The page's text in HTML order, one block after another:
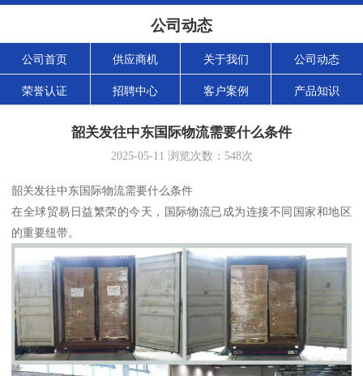
公司动态
公司首页 供应商机 关于我们 公司动态
荣誉认证 招聘中心 客户案例 产品知识
韶关发往中东国际物流需要什么条件
2025-05-11 浏览次数： 548次
韶关发往中东国际物流需要什么条件
在全球贸易日益繁荣的今天，国际物流已成为连接不同国家和地区
的重要纽带。